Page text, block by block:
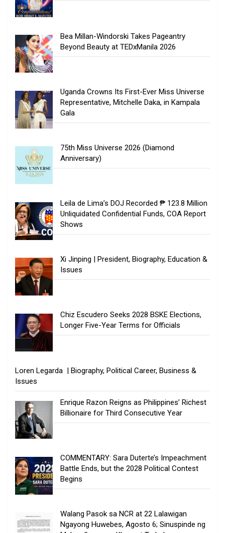
Bea Millan-Windorski Takes Pageantry
Beyond Beauty at TEDxManila 2026
Uganda Crowns Its First-Ever Miss Universe
Representative, Mitchelle Daka, in Kampala
Gala
75th Miss Universe 2026 (Diamond
Anniversary)
Leila de Lima’s DOJ Recorded ₱ 123.8 Million
Unliquidated Confidential Funds, COA Report
Shows
Xi Jinping | President, Biography, Education &
Issues
Chiz Escudero Seeks 2028 BSKE Elections,
Longer Five-Year Terms for Officials
Loren Legarda | Biography, Political Career, Business &
Issues
Enrique Razon Reigns as Philippines’ Richest
Billionaire for Third Consecutive Year
COMMENTARY: Sara Duterte’s Impeachment
Battle Ends, but the 2028 Political Contest
Begins
Walang Pasok sa NCR at 22 Lalawigan
Ngayong Huwebes, Agosto 6; Sinuspinde ng